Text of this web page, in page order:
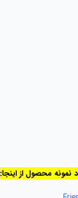
نمونه محصول از اینجا: